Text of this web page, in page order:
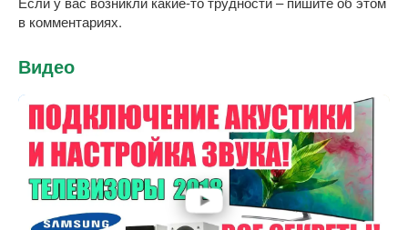
в комментариях.
Видео